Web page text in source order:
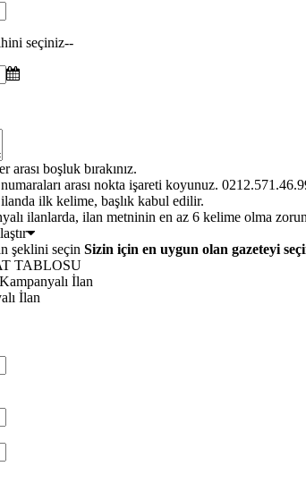
seçiniz--
arası boşluk bırakınız.
arası nokta işareti koyunuz.
ilanda ilk kelime, başlık kabul edilir.
ilanlarda, ilan metninin en az 6 kelime olma
Sizin için en uygun olan gazeteyi
TABLOSU
Kampanyalı İlan
İlan